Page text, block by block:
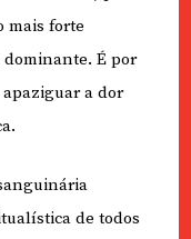
mais forte
É por
apaziguar a dor
de todos